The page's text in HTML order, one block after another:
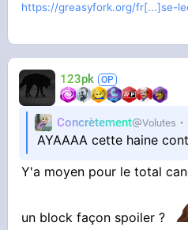
https://greasyfork.org/fr[...]se-
123pk
Concrètement Volutes
AYAAAA cette haine
Y'a moyen pour le total
un block façon spoiler ?